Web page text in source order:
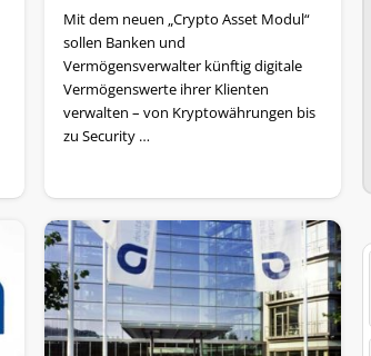
Mit dem neuen „Crypto Asset Modul“
sollen Banken und
Vermögensverwalter künftig digitale
Vermögenswerte ihrer Klienten
verwalten – von Kryptowährungen bis
zu Security …